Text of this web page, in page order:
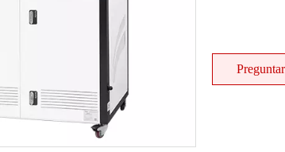
Preguntar